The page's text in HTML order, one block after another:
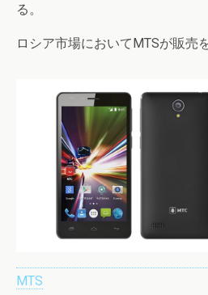
る。
ロシア市場においてMTSが販売
MTS